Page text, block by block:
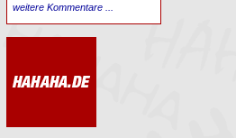
weitere Kommentare ...